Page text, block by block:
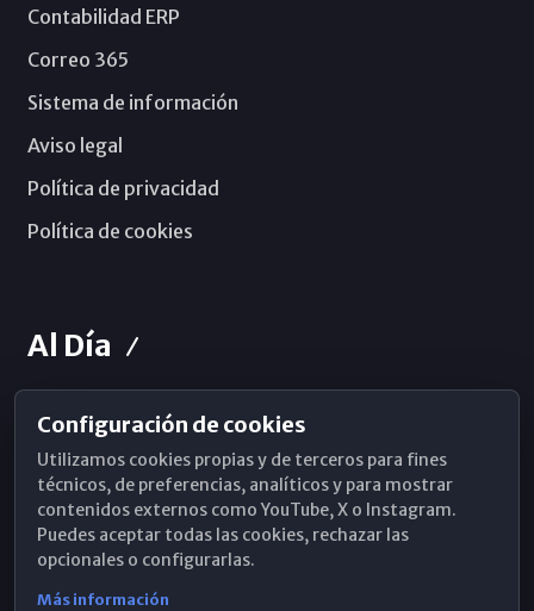
Contabilidad ERP
Correo 365
Sistema de información
Aviso legal
Política de privacidad
Política de cookies
Al Día
Horarios de Misa
Hemeroteca
WhatsApp
Configuración de cookies
Utilizamos cookies propias y de terceros para fines
técnicos, de preferencias, analíticos y para mostrar
contenidos externos como YouTube, X o Instagram.
Puedes aceptar todas las cookies, rechazar las
opcionales o configurarlas.
Más información